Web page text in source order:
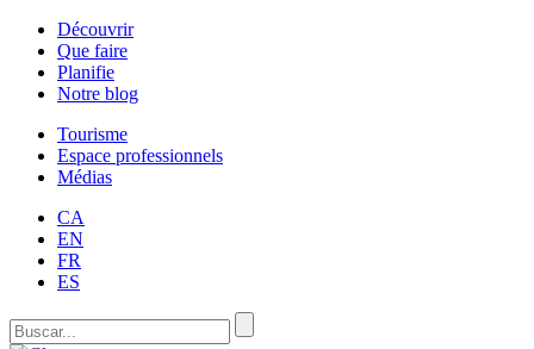
Découvrir
Que faire
Planifie
Notre blog
Tourisme
Espace professionnels
Médias
CA
EN
FR
ES